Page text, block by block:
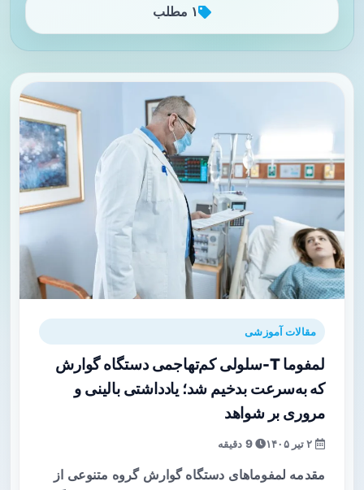
۱ مطلب
مقالات آموزشی
لمفوما T-سلولی کم‌تهاجمی دستگاه گوارش
که به‌سرعت بدخیم شد؛ یادداشتی بالینی و
مروری بر شواهد
9 دقیقه
مقدمه لمفوماهای دستگاه گوارش گروه متنوعی از